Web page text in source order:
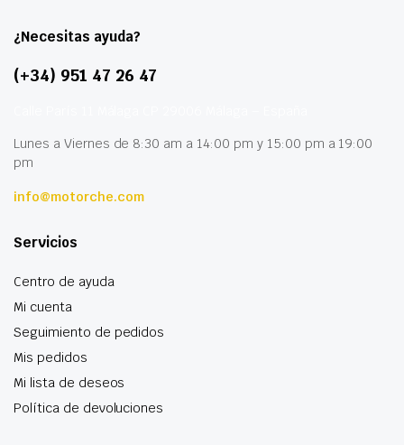
¿Necesitas ayuda?
(+34) 951 47 26 47
Lunes a Viernes de 8:30 am a 14:00 pm y 15:00 pm a 19:00
pm
info@motorche.com
Servicios
Centro de ayuda
Mi cuenta
Seguimiento de pedidos
Mis pedidos
Mi lista de deseos
Política de devoluciones